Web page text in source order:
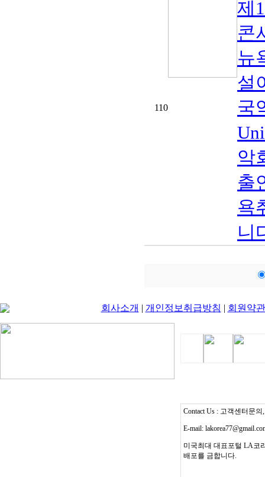
110
제
콘
뉴
설
국
악
출
욕
니
회사소개 | 개인정보취급방침 | 회원약관
Contact Us : 고객센터문의
E-mail:
미국최대 대표포털 LA코
배포를 금합니다.